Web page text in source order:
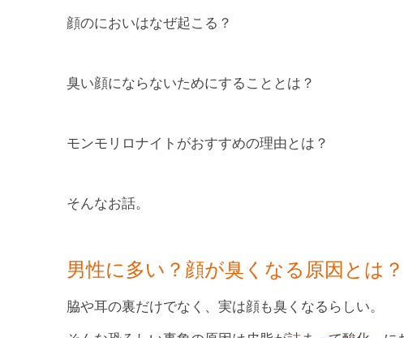
顔のにおいはなぜ起こる？
臭い顔にならないためにすることとは？
モンモリロナイトがおすすめの理由とは？
そんなお話。
男性に多い？顔が臭くなる原因とは？
脇や耳の裏だけでなく、実は顔も臭くなるらしい。